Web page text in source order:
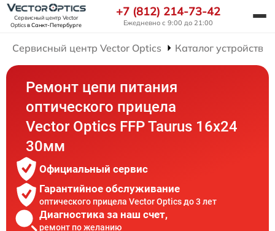
Сервисный центр Vector
Opticsв Санкт-Петербурге
+7 (812) 214-73-42
Ежедневно с 9:00 до 21:00
Сервисный центр Vector Optics Каталог устройств
Ремонт цепи питания
оптического прицела
Vector Optics FFP Taurus 16x24
30мм
Официальный сервис
Гарантийное обслуживание
оптического прицела Vector Optics до 3 лет
Диагностика за наш счет,
ремонт по желанию